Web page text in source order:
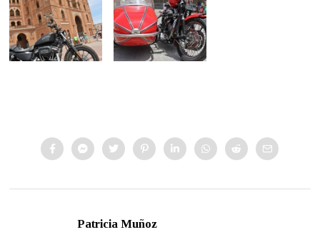
Patricia Muñoz